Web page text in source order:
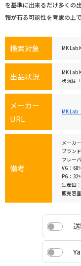
を基準に出来るだけ多くの
報が有る可能性を考慮の上
検索対象 MK Lab
出品状況
MK Lab
状況は
メーカー
URL
MK Lab
備考
メーカ
ブラン
フレー
VG：68
PG：32
生産国
販売容